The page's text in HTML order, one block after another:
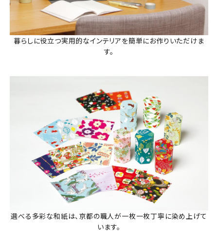
暮らしに役立つ実用的なインテリアを簡単にお作りいただけま
す。
選べる多彩な和紙は、京都の職人が一枚一枚丁寧に染め上げて
います。